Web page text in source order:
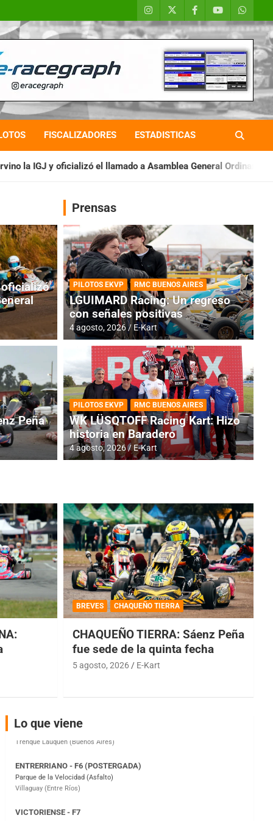
FISCALIZADORES ESTADISTICAS
a Asamblea General Ordinaria IAME SERIES
RMC BUENOS AIRES
Cerró una jornada
oficializó
Peña
Prensas
PILOTOS EKVP RMC BUENOS AIRES
LGUIMARD Racing: Un regreso
con señales positivas
4 agosto, 2026 E-Kart
PILOTOS EKVP RMC BUENOS AIRES
WK LÜSQTOFF Racing Kart: Hizo
historia en Baradero
4 agosto, 2026 E-Kart
BREVES CHAQUEÑO TIERRA
CHAQUEÑO TIERRA: Sáenz Peña
fue sede de la quinta fecha
5 agosto, 2026 E-Kart
Lo que viene
COBERTURA ESPECIAL DE E-KART.COM.AR
08/09-AGO
IAME SERIES ARGENTINA 6
Ramiro Tot (Asfalto)
Baradero (Buenos Aires)
Parque de la Velocidad (Asfalto)
El Cerro (Tierra)
Victoria (Entre Ríos)
Moto Club Reginense (Tierra)